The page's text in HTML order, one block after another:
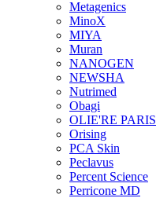
Metagenics
MinoX
MIYA
Muran
NANOGEN
NEWSHA
Nutrimed
Obagi
OLIE'RE PARIS
Orising
PCA Skin
Peclavus
Percent Science
Perricone MD